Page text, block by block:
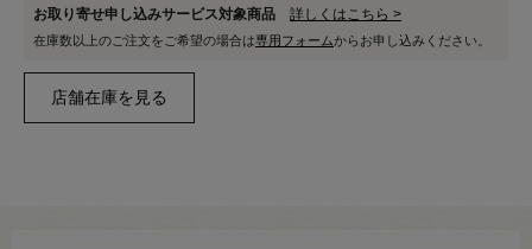
お取り寄せ申し込みサービス対象商品 詳しくはこちら >
在庫数以上のご注文をご希望の場合は専用フォームからお申し込みください。